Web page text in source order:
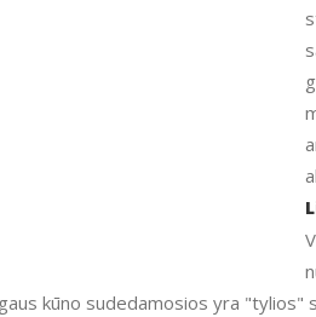
Visa tai turi loginį paaiškinimą. Sapnai gali priklausyti
kūno sudedamosios yra